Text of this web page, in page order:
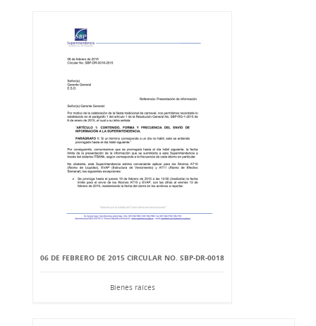
06 DE FEBRERO DE 2015 CIRCULAR NO. SBP-DR-0018
Bienes raíces